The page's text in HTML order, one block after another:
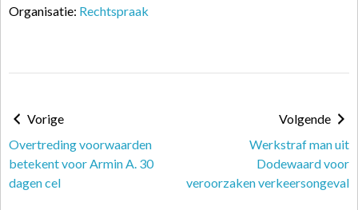
Organisatie: Rechtspraak
Vorige
Overtreding voorwaarden
betekent voor Armin A. 30
dagen cel
Volgende
Werkstraf man uit
Dodewaard voor
veroorzaken verkeersongeval